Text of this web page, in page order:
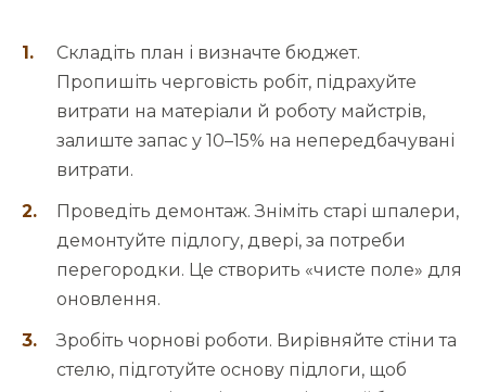
Складіть план і визначте бюджет.
Пропишіть черговість робіт, підрахуйте
витрати на матеріали й роботу майстрів,
залиште запас у 10–15% на непередбачувані
витрати.
Проведіть демонтаж. Зніміть старі шпалери,
демонтуйте підлогу, двері, за потреби
перегородки. Це створить «чисте поле» для
оновлення.
Зробіть чорнові роботи. Вирівняйте стіни та
стелю, підготуйте основу підлоги, щоб